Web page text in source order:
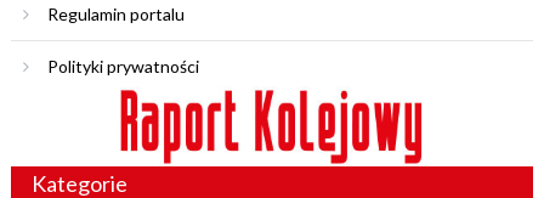
Regulamin portalu
Polityki prywatności
Kategorie